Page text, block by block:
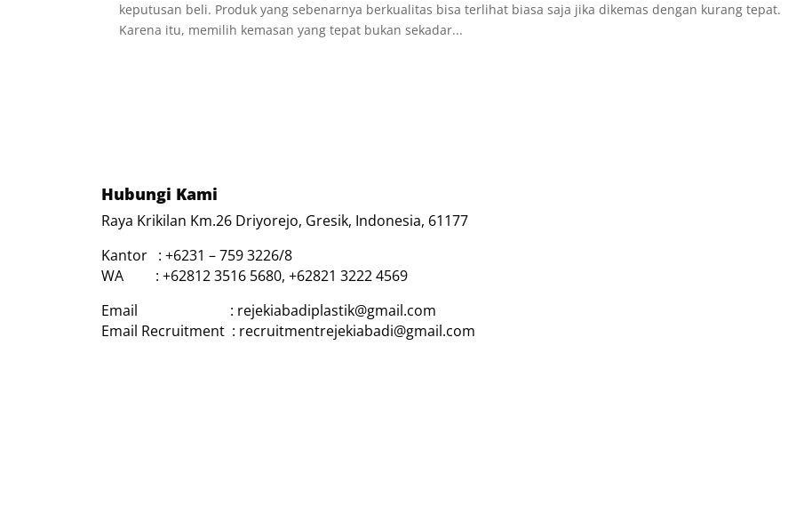
keputusan beli. Produk yang sebenarnya berkualitas bisa terlihat biasa saja jika dikemas dengan kurang tepat.
Karena itu, memilih kemasan yang tepat bukan sekadar...
Hubungi Kami
Raya Krikilan Km.26 Driyorejo, Gresik, Indonesia, 61177
Kantor : +6231 – 759 3226/8
WA : +62812 3516 5680, +62821 3222 4569
Email : rejekiabadiplastik@gmail.com
Email Recruitment : recruitmentrejekiabadi@gmail.com